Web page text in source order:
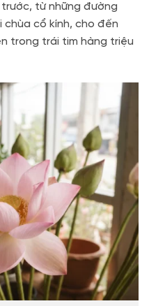
từ những đường
chùa cổ kính, cho đến
trong trái tim hàng triệu